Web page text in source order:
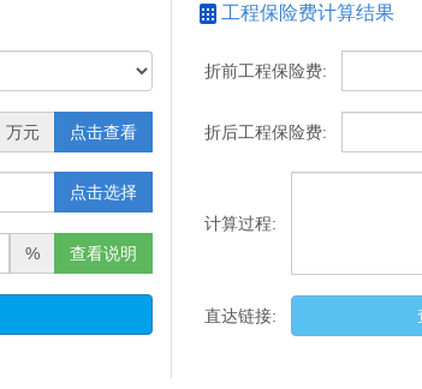
万元 点击查看
点击选择
% 查看说明
工程保险费计算结果
折前工程保险费:
折后工程保险费:
计算过程:
直达链接: